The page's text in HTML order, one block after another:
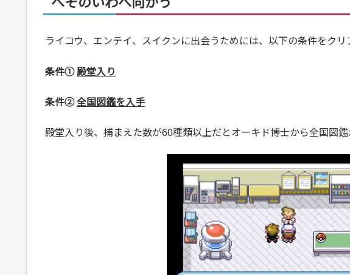
ライコウ、エンテイ、スイクンに出会うためには、以下の条件をクリ
条件①殿堂入り
条件②全国図鑑を入手
殿堂入り後、捕まえた数が60種類以上だとオーキド博士から全国図鑑